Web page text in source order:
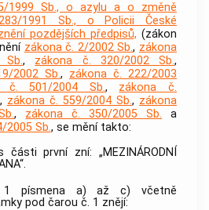
1999 Sb., o azylu a o změně
1991 Sb., o Policii České
pozdějších předpisů, (zákon
zákona č. 2/2002 Sb., zákona
Sb., zákona č. 320/2002 Sb.,
2002 Sb., zákona č. 222/2003
č. 501/2004 Sb., zákona č.
, zákona č. 559/2004 Sb., zákona
, zákona č. 350/2005 Sb. a
2005 Sb., se mění takto:
části první zní: „MEZINÁRODNÍ
písmena a) až c) včetně
pod čarou č. 1 znějí: